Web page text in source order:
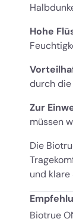
Hohe
durch die
Zur
müssen
Die
und klare
Biotrue